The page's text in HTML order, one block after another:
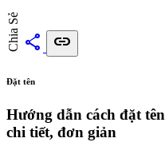
Chia Sẻ share link
Đặt tên
Hướng dẫn cách đặt
chi tiết, đơn giản